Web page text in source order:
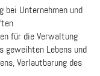
bei Unternehmen und
für die Verwaltung
Lebens und
Verlautbarung des